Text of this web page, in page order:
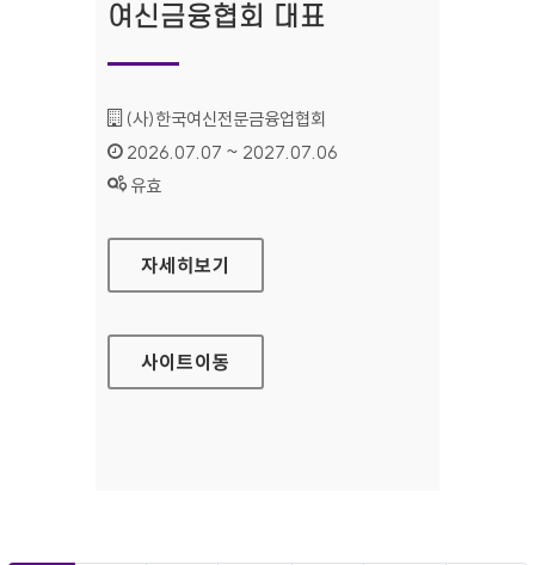
여신금융협회 대표
기관명 :
(사)한국여신전문금융업협회
인증기간 :
2026.07.07 ~ 2027.07.06
상태 :
유효
여신금융협회 대표
자세히보기
사이트이동